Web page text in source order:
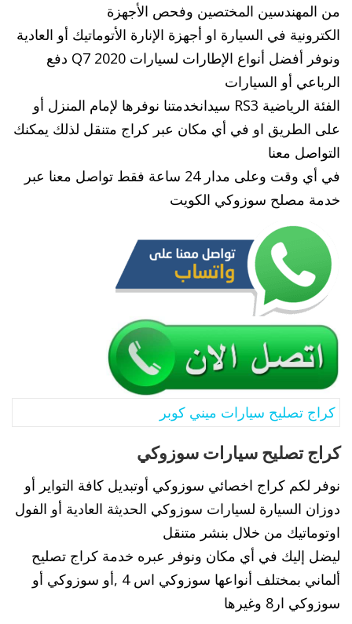
من المهندسين المختصين وفحص الأجهزة
الكترونية في السيارة او أجهزة الإنارة الأتوماتيك أو العادية
ونوفر أفضل أنواع الإطارات لسيارات Q7 2020 دفع
الرباعي أو السيارات
الفئة الرياضية RS3 سيدانخدمتنا نوفرها لإمام المنزل أو
على الطريق او في أي مكان عبر كراج متنقل لذلك يمكنك
التواصل معنا
في أي وقت وعلى مدار 24 ساعة فقط تواصل معنا عبر
خدمة مصلح سوزوكي الكويت
كراج تصليح سيارات ميني كوبر
كراج تصليح سيارات سوزوكي
نوفر لكم كراج اخصائي سوزوكي أوتبديل كافة التواير أو
دوزان السيارة لسيارات سوزوكي الحديثة العادية أو الفول
اوتوماتيك من خلال بنشر متنقل
ليضل إليك في أي مكان ونوفر عبره خدمة كراج تصليح
ألماني بمختلف أنواعها سوزوكي اس 4 ,أو سوزوكي أو
سوزوكي ار8 وغيرها